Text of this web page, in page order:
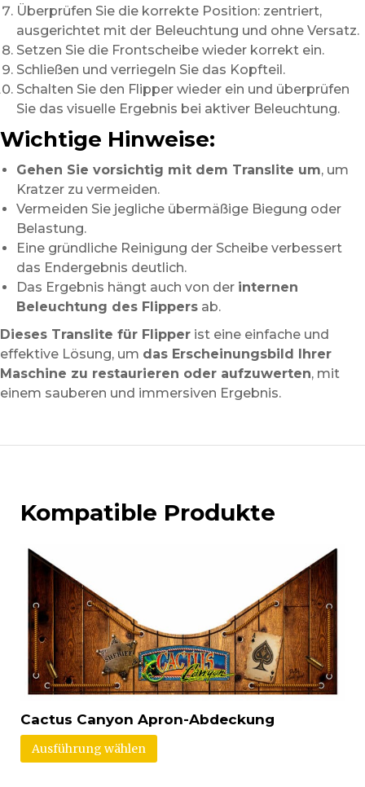
Überprüfen Sie die korrekte Position: zentriert,
ausgerichtet mit der Beleuchtung und ohne Versatz.
Setzen Sie die Frontscheibe wieder korrekt ein.
Schließen und verriegeln Sie das Kopfteil.
Schalten Sie den Flipper wieder ein und überprüfen
Sie das visuelle Ergebnis bei aktiver Beleuchtung.
Wichtige Hinweise:
Gehen Sie vorsichtig mit dem Translite um, um
Kratzer zu vermeiden.
Vermeiden Sie jegliche übermäßige Biegung oder
Belastung.
Eine gründliche Reinigung der Scheibe verbessert
das Endergebnis deutlich.
Das Ergebnis hängt auch von der internen
Beleuchtung des Flippers ab.
Dieses Translite für Flipper ist eine einfache und
effektive Lösung, um das Erscheinungsbild Ihrer
Maschine zu restaurieren oder aufzuwerten, mit
einem sauberen und immersiven Ergebnis.
Kompatible Produkte
Cactus Canyon Apron-Abdeckung
Ausführung wählen